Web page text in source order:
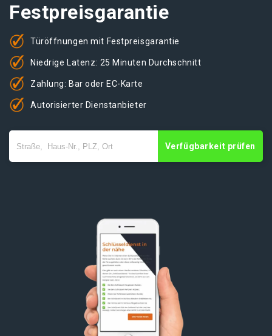
Festpreisgarantie
Türöffnungen mit Festpreisgarantie
Niedrige Latenz: 25 Minuten Durchschnitt
Zahlung: Bar oder EC-Karte
Autorisierter Dienstanbieter
Verfügbarkeit prüfen